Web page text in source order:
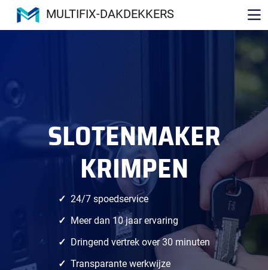
MULTIFIX-DAKDEKKERS
SLOTENMAKER
KRIMPEN
24/7 spoedservice
Meer dan 10 jaar ervaring
Dringend vertrek over 30 minuten
Transparante werkwijze